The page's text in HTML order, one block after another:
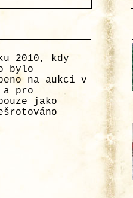
2010, kdy
bylo
na aukci v
a pro
jako